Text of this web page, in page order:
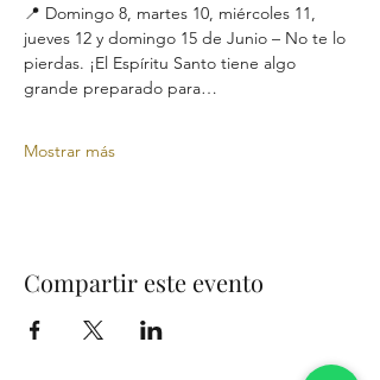
📍 Domingo 8, martes 10, miércoles 11,
jueves 12 y domingo 15 de Junio – No te lo
pierdas. ¡El Espíritu Santo tiene algo
grande preparado para…
Mostrar más
Compartir este evento